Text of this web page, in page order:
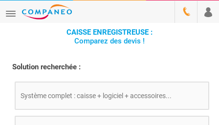
CAISSE ENREGISTREUSE :
Comparez des devis !
Solution recherchée :
Système complet : caisse + logiciel + accessoires...